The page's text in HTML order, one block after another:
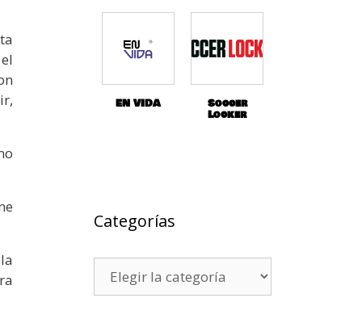
EN VIDA Soccer
Locker
Categorías